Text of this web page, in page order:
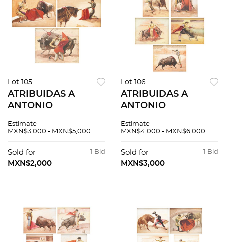
Lot 105
ATRIBUIDAS A
ANTONIO
PINTURAS DE
BANDERILLAS.
Óleos sobre tela.
Estimate
MXN$3,000 - MXN$5,000
1 Bid
Sold for
MXN$2,000
Lot 106
ATRIBUIDAS A
ANTONIO
PINTURAS DE
BANDERILLAS.
Óleos sobre tela.
Estimate
MXN$4,000 - MXN$6,000
1 Bid
Sold for
MXN$3,000